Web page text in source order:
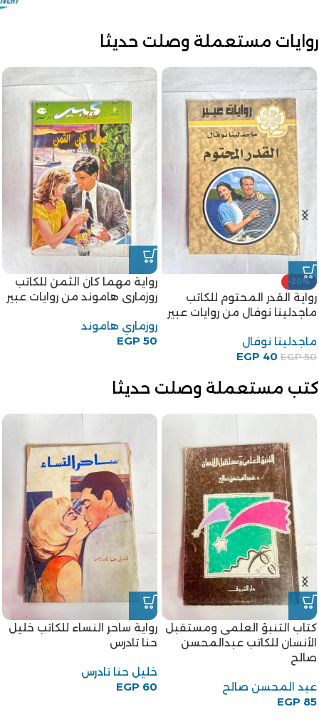
روايات مستعملة وصلت حديثا
-20%
رواية القدر المحتوم للكاتب
ماجدلينا نوفال من روايات عبير
ماجدلينا نوفال
EGP50
EGP 40
رواية مهما كان الثمن للكاتب
روزمارى هاموند من روايات عبير
روزماري هاموند
EGP 50
كتب مستعملة وصلت حديثا
كتاب التنبؤ العلمى ومستقبل
الأنسان للكاتب عبدالمحسن
صالح
عبد المحسن صالح
EGP 85
رواية ساحر النساء للكاتب خليل
حنا تادرس
خليل حنا تادرس
EGP 60